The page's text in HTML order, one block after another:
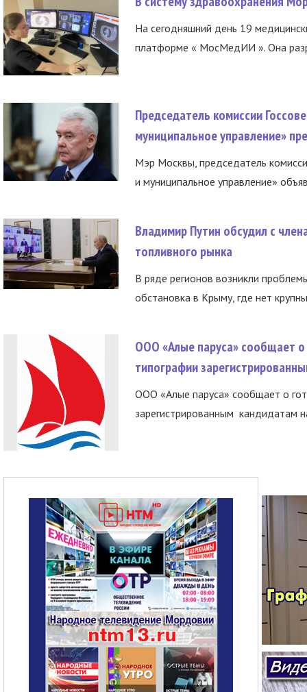
На сегодняшний день 19
платформе « МосМедИИ ». Она
Председатель комиссии
муниципальное управление»
Мэр Москвы, председатель
и муниципальное управление»
Владимир Путин обсудил с
топливного рынка
В ряде регионов возникли
обстановка в Крыму, где нет
ООО «Алые паруса» сообщает о
типографии
ООО «Алые паруса» сообщает о
зарегистрированным кандидатам